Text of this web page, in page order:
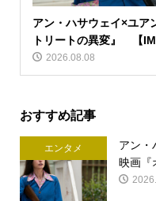
アン・ハサウェイ×ユ
トリートの異変』 【
2026.08.08
おすすめ記事
エンタメ
アン
映画『